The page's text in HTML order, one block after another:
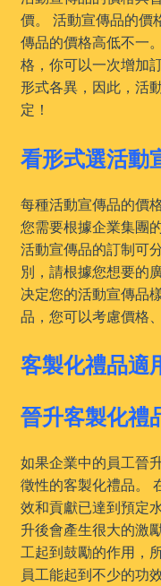
價。 活動宣傳品的價
傳品的價格高低不一
格，你可以一次增加
形式各異，因此，活
定！
看形式選活動
每種活動宣傳品的價
您需要根據企業集團
活動宣傳品的訂制可
別，請根據您想要的
决定您的活動宣傳品
品，您可以考慮價格
客製化禮品適
晉升客製化禮
如果企業中的員工晉
徵性的客製化禮品。
效和貢獻已達到預定
升後會產生很大的激
工起到鼓勵的作用，
員工能起到不少的功